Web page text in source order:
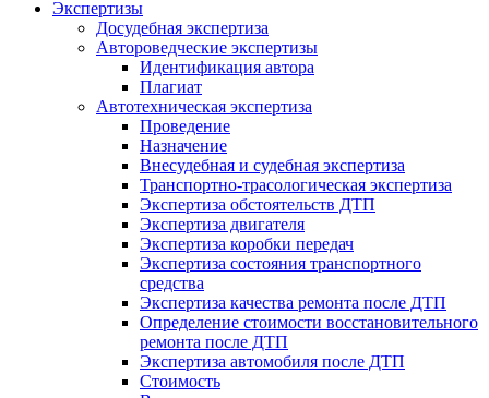
Экспертизы
Досудебная экспертиза
Автороведческие экспертизы
Идентификация автора
Плагиат
Автотехническая экспертиза
Проведение
Назначение
Внесудебная и судебная экспертиза
Транспортно-трасологическая экспертиза
Экспертиза обстоятельств ДТП
Экспертиза двигателя
Экспертиза коробки передач
Экспертиза состояния транспортного
средства
Экспертиза качества ремонта после ДТП
Определение стоимости восстановительного
ремонта после ДТП
Экспертиза автомобиля после ДТП
Стоимость